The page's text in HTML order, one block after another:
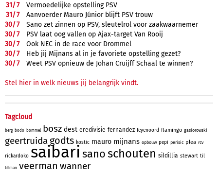
31/7
Vermoedelijke opstelling PSV
31/7
Aanvoerder Mauro Júnior blijft PSV trouw
30/7
Sano zet zinnen op PSV, sleutelrol voor zaakwaarnemer
30/7
PSV laat oog vallen op Ajax-target Van Rooij
30/7
Ook NEC in de race voor Drommel
30/7
Heb jij Mijnans al in je favoriete opstelling gezet?
30/7 Weet PSV opnieuw de Johan Cruijff Schaal te winnen?
Stel hier in welk nieuws jij belangrijk vindt.
Tagcloud
berg bodo bommel bosz dest eredivisie fernandez feyenoord flamingo gasiorowski
geertruida godts kostic mauro mijnans opbouw pepi perisic plea rcv
rickardoko saibari sanoschouten sildillia stewart til
tillman veerman wanner